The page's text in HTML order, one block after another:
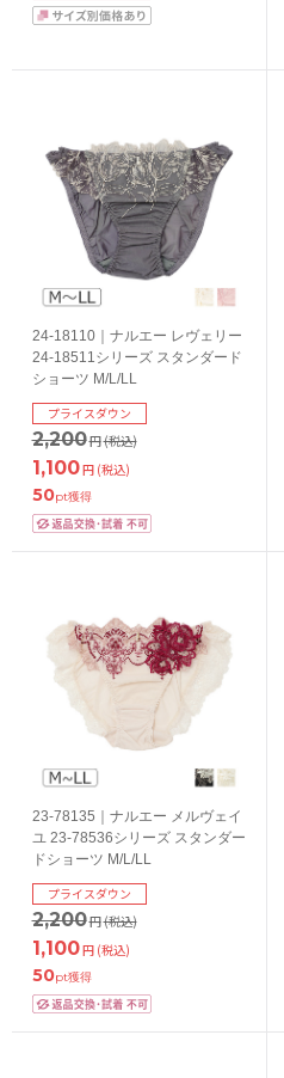
24-18110｜ナルエー レヴェリー
24-18511シリーズ スタンダード
ショーツ M/L/LL
2,200円(税込)
プライスダウン
1,100円 (税込)
50pt獲得
23-78135｜ナルエー メルヴェイ
ユ 23-78536シリーズ スタンダー
ドショーツ M/L/LL
2,200円(税込)
プライスダウン
1,100円 (税込)
50pt獲得